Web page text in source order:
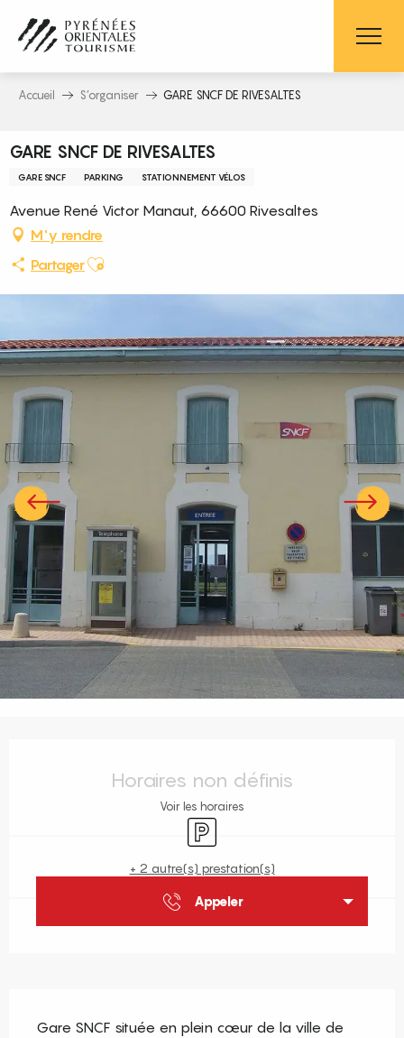
contenu
principal
Accueil S’organiser GARE SNCF DE RIVESALTES
GARE SNCF DE RIVESALTES
GARE SNCF PARKING STATIONNEMENT VÉLOS
Avenue René Victor Manaut, 66600 Rivesaltes
M'y rendre
PartagerAjouter aux favoris
Horaires non définis
Voir les horaires
Parking
+ 2 autre(s) prestation(s)
Appeler
Gare SNCF située en plein cœur de la ville de